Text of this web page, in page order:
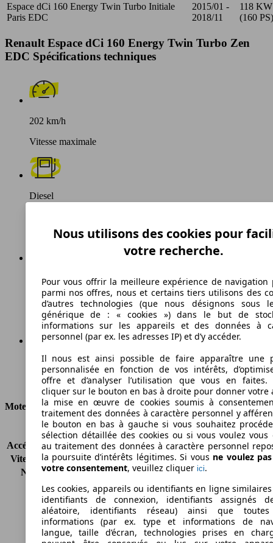
Espace dCi 160 Energy Twin Turbo Initiale
Paris EDC
2015/01 -
2018/11
118 KW
(160 PS)
Renault Espace dCi 160 Energy Twin Turbo Zen
EDC Spécifications techniques
202 km/h
Vitesse maximale
Diesel
120 g/km
Émissions de CO2 (combinées)*
Ø 4.6 l/100km
Consommation
Moteur et Puissance
KW (CH)
118 kW (160 PS)
Accélération (0-100 km/h) 9.9s
Vitesse maximale (km/h) 202 km/h
Nombre de vitesses
6
Couple
380 nm
Cylindrée
1598 ccm
Carburant
Diesel
Cylindres
Transmission
Boîte automatique
Nous utilisons des cookies pour
votre recherche.
Pour vous offrir la meilleure expérience de navigation
parmi nos offres, nous et certains tiers utilisons des
d’autres technologies (que nous désignons sous
générique de : « cookies ») dans le but de
informations sur les appareils et des données à
personnel (par ex. les adresses IP) et d’y accéder.
Il nous est ainsi possible de faire apparaître une
personnalisée en fonction de vos intérêts,
offre et d’analyser l’utilisation que vous en faites.
cliquer sur le bouton en bas à droite pour donner votre
la mise en œuvre de cookies soumis à
traitement des données à caractère personnel y
le bouton en bas à gauche si vous souhaitez
sélection détaillée des cookies ou si vous voulez vous
au traitement des données à caractère personnel
la poursuite d’intérêts légitimes. Si vous ne voulez
votre consentement, veuillez cliquer ici.
Les cookies, appareils ou identifiants en ligne
identifiants de connexion, identifiants assignés
aléatoire, identifiants réseau) ainsi que
informations (par ex. type et informations de
langue, taille d’écran, technologies prises en